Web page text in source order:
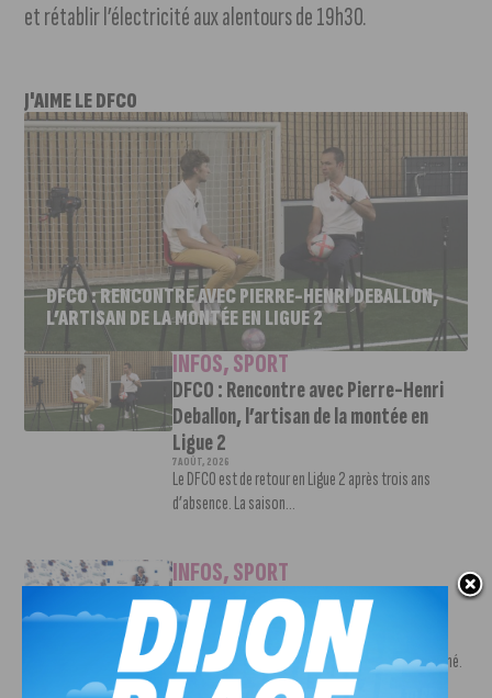
et rétablir l’électricité aux alentours de 19h30.
J'AIME LE DFCO
DFCO : RENCONTRE AVEC PIERRE-HENRI DEBALLON,
L’ARTISAN DE LA MONTÉE EN LIGUE 2
INFOS,SPORT
DFCO : Rencontre avec Pierre-Henri
Deballon, l’artisan de la montée en
Ligue 2
7 AOÛT, 2026
Le DFCO est de retour en Ligue 2 après trois ans
d’absence. La saison...
INFOS,SPORT
Nouvelle arrivée à la JDA Basket,
Shevon Thompson est dijonnais
7 AOÛT, 2026
Le mercato estival de la JDA n’est pas encore terminé.
Une nouvelle recrue vient...